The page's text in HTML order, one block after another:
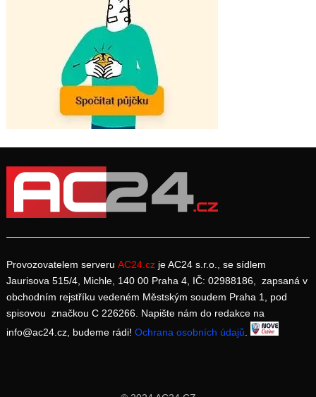
Provozovatelem serveru AC24.cz je AC24 s.r.o., se sídlem
Jaurisova 515/4, Michle, 140 00 Praha 4, IČ: 02988186, zapsaná v
obchodním rejstříku vedeném Městským soudem Praha 1, pod
spisovou značkou C 226266. Napište nám do redakce na
info@ac24.cz, budeme rádi! Ochrana osobních údajů.